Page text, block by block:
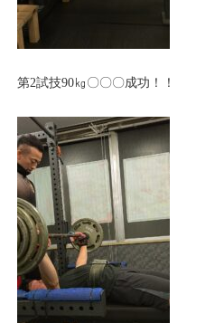
第2試技90㎏〇〇〇成功！！